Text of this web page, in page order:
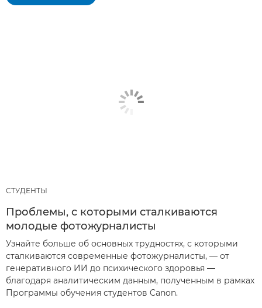
СТУДЕНТЫ
Проблемы, с которыми сталкиваются
молодые фотожурналисты
Узнайте больше об основных трудностях, с которыми
сталкиваются современные фотожурналисты, — от
генеративного ИИ до психического здоровья —
благодаря аналитическим данным, полученным в рамках
Программы обучения студентов Canon.